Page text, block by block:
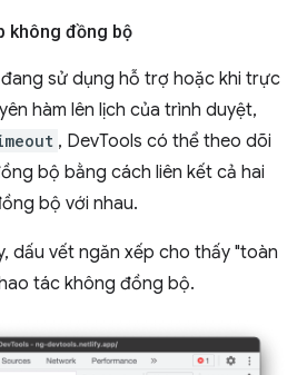
không đồng bộ
sử dụng hỗ trợ hoặc khi trực
hàm lên lịch của trình duyệt,
, DevTools có thể theo dõi
bộ bằng cách liên kết cả hai
bộ với nhau.
dấu vết ngăn xếp cho thấy "toàn
tác không đồng bộ.